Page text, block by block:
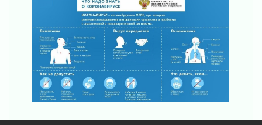
Жителям Ленобласти напомнили, как
действовать при укусе клеща
02 августа 2026
В Ивангороде назвали новых почетных
граждан Ленинградской области
02 августа 2026
Готовность №1
02 августа 2026